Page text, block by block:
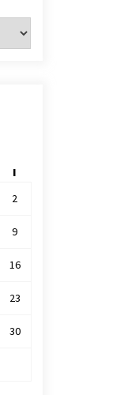
I
2
9
16
23
30